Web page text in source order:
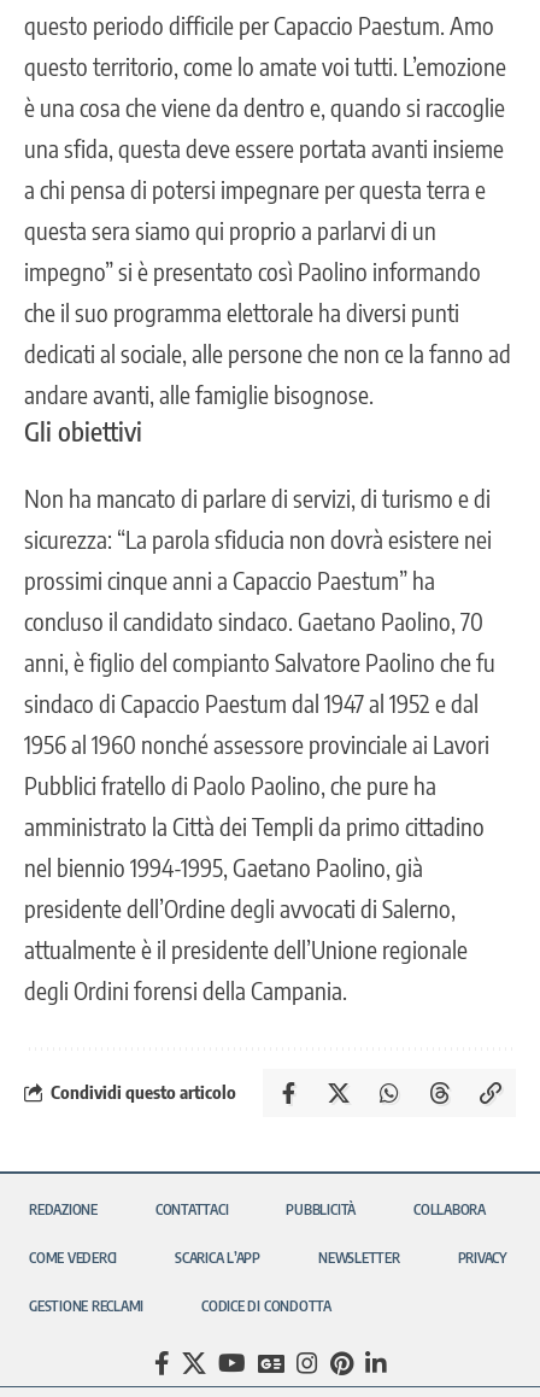
questo periodo difficile per Capaccio Paestum. Amo
questo territorio, come lo amate voi tutti. L’emozione
è una cosa che viene da dentro e, quando si raccoglie
una sfida, questa deve essere portata avanti insieme
a chi pensa di potersi impegnare per questa terra e
questa sera siamo qui proprio a parlarvi di un
impegno” si è presentato così Paolino informando
che il suo programma elettorale ha diversi punti
dedicati al sociale, alle persone che non ce la fanno ad
andare avanti, alle famiglie bisognose.
Gli obiettivi
Non ha mancato di parlare di servizi, di turismo e di
sicurezza: “La parola sfiducia non dovrà esistere nei
prossimi cinque anni a Capaccio Paestum” ha
concluso il candidato sindaco. Gaetano Paolino, 70
anni, è figlio del compianto Salvatore Paolino che fu
sindaco di Capaccio Paestum dal 1947 al 1952 e dal
1956 al 1960 nonché assessore provinciale ai Lavori
Pubblici fratello di Paolo Paolino, che pure ha
amministrato la Città dei Templi da primo cittadino
nel biennio 1994-1995, Gaetano Paolino, già
presidente dell’Ordine degli avvocati di Salerno,
attualmente è il presidente dell’Unione regionale
degli Ordini forensi della Campania.
Condividi questo articolo
REDAZIONE CONTATTACI PUBBLICITÀ COLLABORA
COME VEDERCI SCARICA L’APP NEWSLETTER PRIVACY
GESTIONE RECLAMI CODICE DI CONDOTTA